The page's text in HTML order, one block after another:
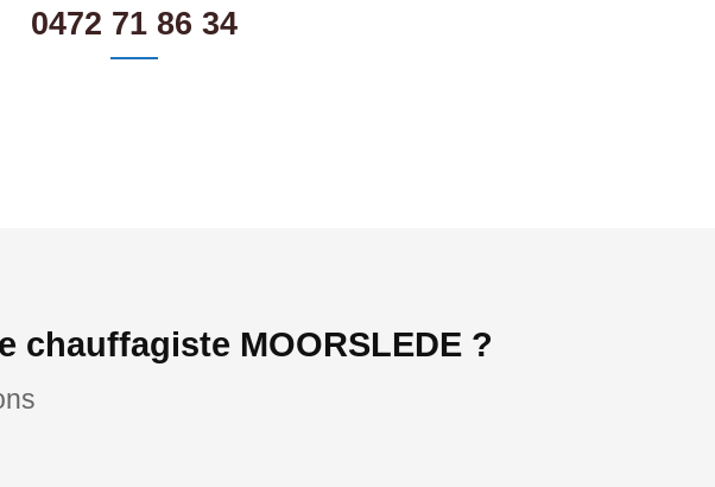
0472 71 86 34
chauffagiste MOORSLEDE ?